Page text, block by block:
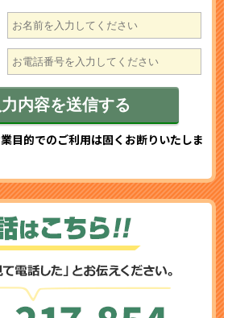
目的でのご利用は固くお断りいたしま